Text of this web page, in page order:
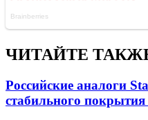
ЧИТАЙТЕ
Российские аналоги
стабильного